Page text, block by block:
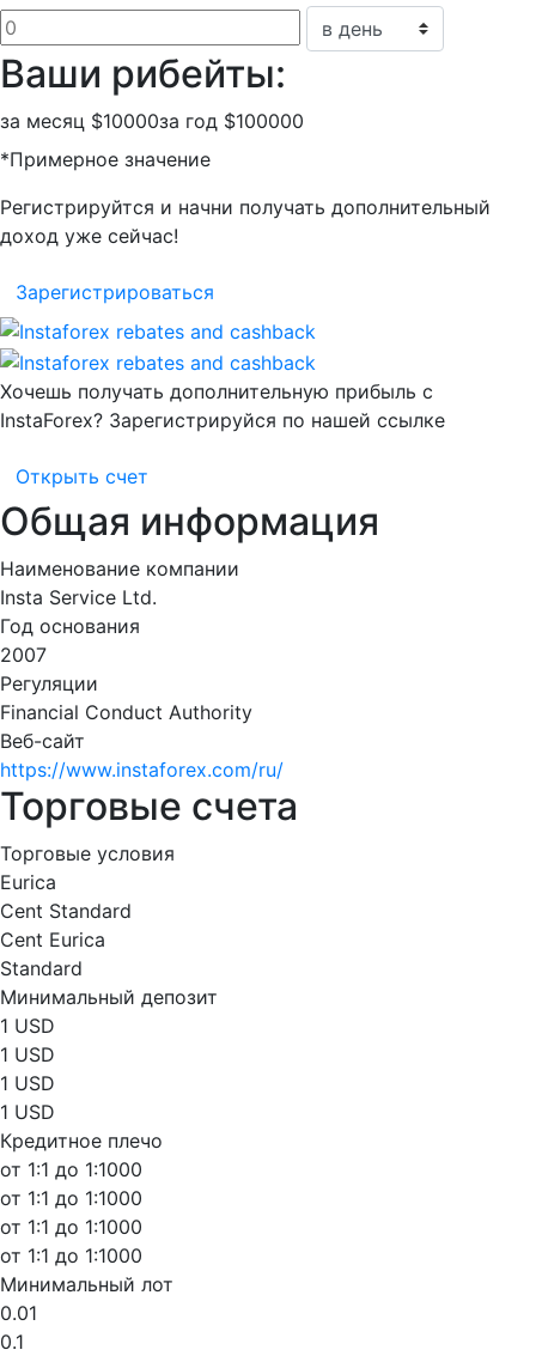
Ваши рибейты:
за месяц $10000за год $100000
*Примерное значение
Регистрируйтся и начни получать дополнительный
доход уже сейчас!
Зарегистрироваться
Хочешь получать дополнительную прибыль с
InstaForex? Зарегистрируйся по нашей ссылке
Открыть счет
Общая информация
Наименование компании
Insta Service Ltd.
Год основания
2007
Регуляции
Financial Conduct Authority
Веб-сайт
https://www.instaforex.com/ru/
Торговые счета
Торговые условия
Eurica
Cent Standard
Cent Eurica
Standard
Минимальный депозит
1 USD
1 USD
1 USD
1 USD
Кредитное плечо
от 1:1 до 1:1000
от 1:1 до 1:1000
от 1:1 до 1:1000
от 1:1 до 1:1000
Минимальный лот
0.01
0.1